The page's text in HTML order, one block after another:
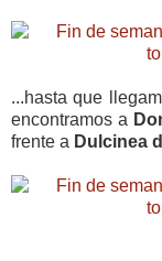
...hasta que
encontramos a
frente a Dulcinea